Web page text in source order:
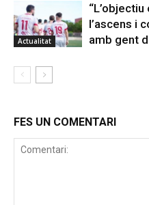
Actualitat
l’ascens i
amb gent
FES UN COMENTARI